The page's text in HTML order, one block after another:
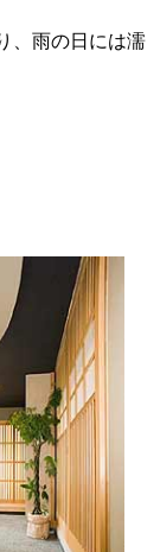
、雨の日には濡